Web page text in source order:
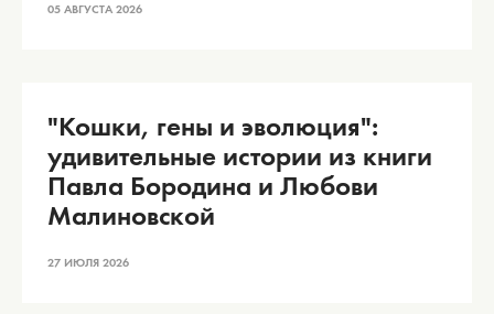
05 АВГУСТА 2026
"Кошки, гены и эволюция":
удивительные истории из книги
Павла Бородина и Любови
Малиновской
27 ИЮЛЯ 2026